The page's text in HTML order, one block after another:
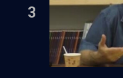
3